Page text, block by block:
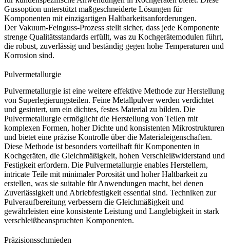
Gussoption unterstützt maßgeschneiderte Lösungen für
Komponenten mit einzigartigen Haltbarkeitsanforderungen.
Der Vakuum-Feinguss-Prozess stellt sicher, dass jede Komponente
strenge Qualitätsstandards erfüllt, was zu Kochgerätemodulen führt,
die robust, zuverlässig und beständig gegen hohe Temperaturen und
Korrosion sind.
Pulvermetallurgie
Pulvermetallurgie ist eine weitere effektive Methode zur Herstellung
von Superlegierungsteilen. Feine Metallpulver werden verdichtet
und gesintert, um ein dichtes, festes Material zu bilden. Die
Pulvermetallurgie ermöglicht die Herstellung von Teilen mit
komplexen Formen, hoher Dichte und konsistenten Mikrostrukturen
und bietet eine präzise Kontrolle über die Materialeigenschaften.
Diese Methode ist besonders vorteilhaft für Komponenten in
Kochgeräten, die Gleichmäßigkeit, hohen Verschleißwiderstand und
Festigkeit erfordern. Die Pulvermetallurgie enables Herstellern,
intricate Teile mit minimaler Porosität und hoher Haltbarkeit zu
erstellen, was sie suitable für Anwendungen macht, bei denen
Zuverlässigkeit und Abriebfestigkeit essential sind. Techniken zur
Pulveraufbereitung verbessern die Gleichmäßigkeit und
gewährleisten eine konsistente Leistung und Langlebigkeit in stark
verschleißbeanspruchten Komponenten.
Präzisionsschmieden